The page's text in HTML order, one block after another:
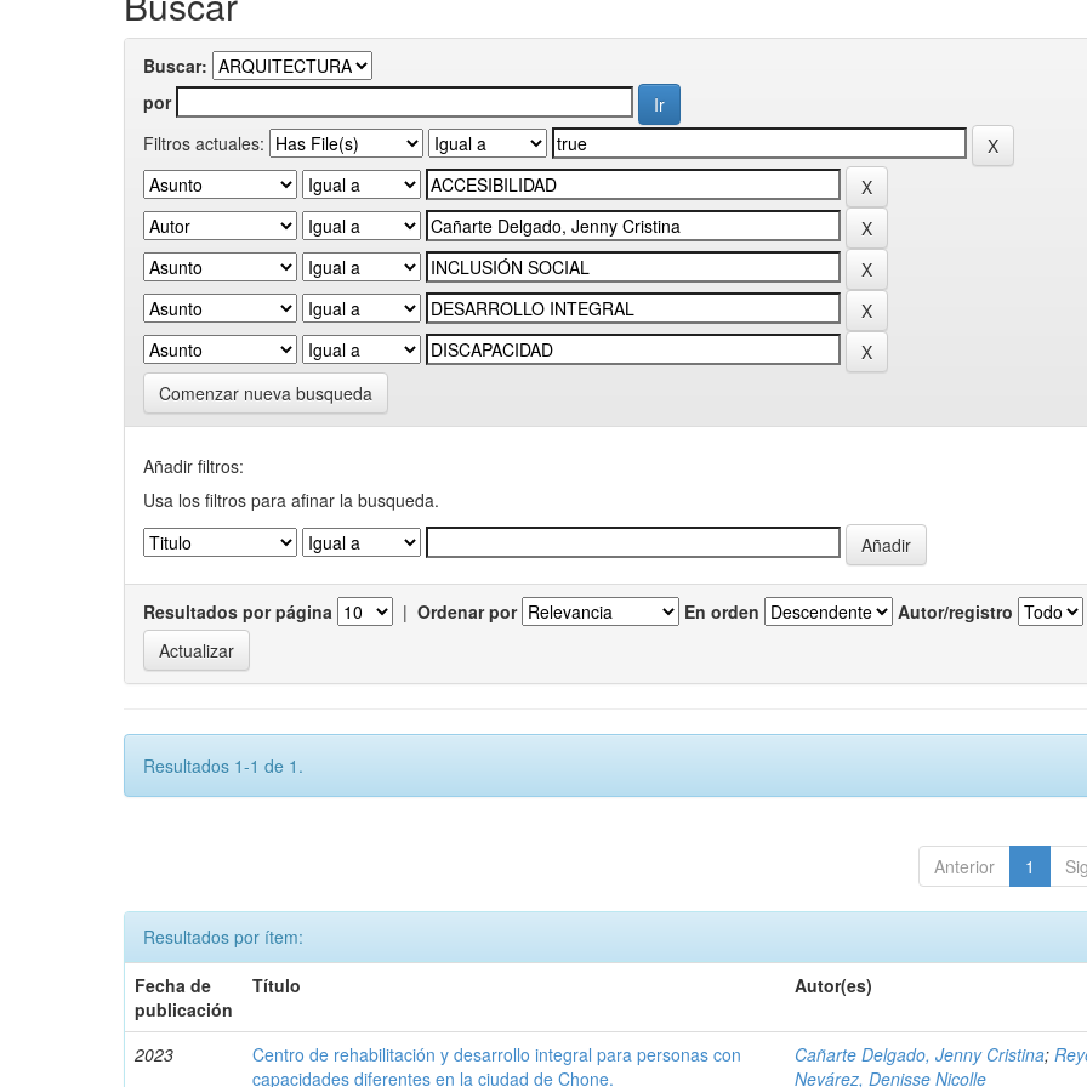
Buscar:
por
Filtros actuales:
Comenzar nueva busqueda
Añadir filtros:
Usa los filtros para afinar la busqueda.
Resultados por página | Ordenar por En orden Autor/registro
Resultados 1-1 de 1.
Anterior 1
Resultados por ítem:
Fecha de
publicación
Título Autor(es)
2023
Centro de rehabilitación y desarrollo integral para personas con
capacidades diferentes en la ciudad de Chone.
Cañarte Delgado, Jenny Cristina;
Nevárez, Denisse Nicolle